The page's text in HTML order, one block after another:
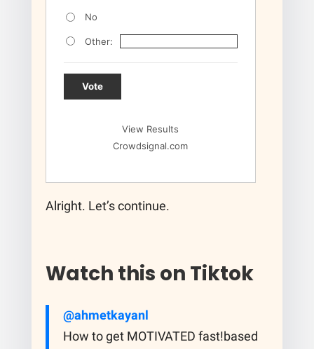
No
Other:
Vote
View Results
Crowdsignal.com
Alright. Let’s continue.
Watch this on Tiktok
@ahmetkayanl
How to get MOTIVATED fast!based